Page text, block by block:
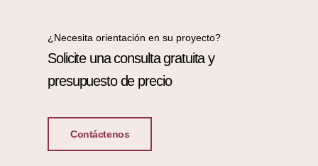
¿Necesita orientación en su proyecto?
Solicite una consulta gratuita y
presupuesto de precio
Contáctenos